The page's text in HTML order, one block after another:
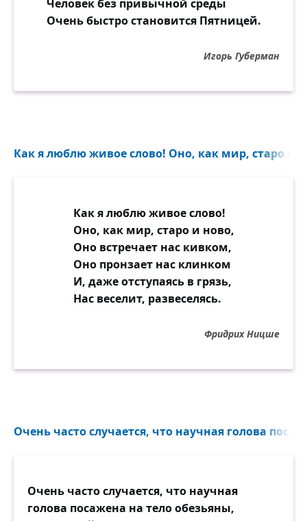
Человек без привычной среды
Очень быстро становится Пятницей.
Игорь Губерман
Как я люблю живое слово! Оно, как мир, старо и
Как я люблю живое слово!
Оно, как мир, старо и ново,
Оно встречает нас кивком,
Оно пронзает нас клинком
И, даже отступаясь в грязь,
Нас веселит, развеселясь.
Фридрих Ницше
Очень часто случается, что научная голова
Очень часто случается, что научная
голова посажена на тело обезьяны,